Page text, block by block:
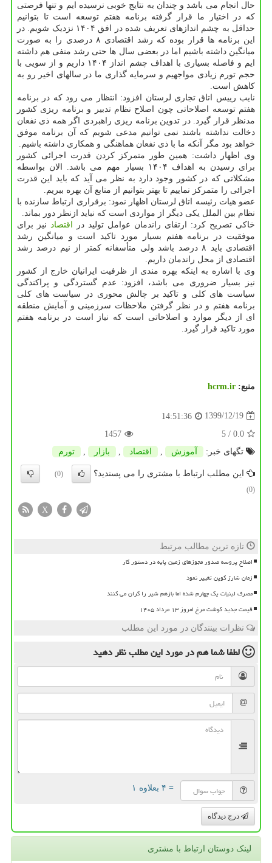
حال انجام می باشد و چندان به نتایج خوبی نرسیده ایم و تنها فرصتی
که در اختیار ما قرار گرفته برنامه هفتم توسعه است تا بتوانیم
حداقل به چشم اندازهای تعریف شده در افق ۱۴۰۴ نزدیک شویم. در
این برنامه ها قرار بوده که رشد اقتصادی ۸ درصدی را به صورت
میانگین داشته باشیم اما در بعضی سال ها حتی رشد منفی هم داشته
ایم و فاصله بسیاری با اهداف چشم انداز ۱۴۰۴ داریم و از سویی با
حجم تورم زیادی مواجهیم و سرمایه گذاری ما در سالهای اخیر رو به
کاهش است.
نایب رییس اتاق تجاری لرستان افزود: انتظار می رود که در برنامه
هفتم توسعه اصلاحاتی چون اصلاح نظام تدبیر و برنامه ریزی کشور
مدنظر قرار گیرد. در تدوین برنامه ریزی راهبردی اگر همه ذی نفعان
دخالت نداشته باشند نمی توانیم مدعی شویم که آن برنامه موفق
خواهد بود مگر آنکه ما با ذی نفعان هماهنگی و همکاری داشته باشیم.
وی اظهار داشت: همین طور متمرکز کردن قدرت اجرائی کشور
برای رسیدن به اهداف ۱۴۰۴ بسیار مهم می باشد. الان بواسطه
مشکلاتی که در کشور وجود دارد به نظر می آید که باید این قدرت
اجرائی را متمرکز نماییم تا بهتر بتوانیم از منابع آن بهره ببریم.
عضو هیات رئیسه اتاق لرستان اظهار نمود: برقراری ارتباط سازنده با
نظام بین الملل یکی دیگر از مواردی است که نباید ازنظر دور بماند.
خاکی تصریح کرد: ارتقای راندمان عوامل تولید در اقتصاد نیز برای
موفقیت در برنامه هفتم بسیار مورد تاکید است و میانگین رشد
اقتصادی باید ۸ درصد باشد ولی متأسفانه کمتر از نیم درصد رشد
اقتصادی از محل راندمان داریم.
وی با اشاره به اینکه بهره مندی از ظرفیت ایرانیان خارج از کشور
نیز بسیار ضروری می باشد، افزود: عدم گستردگی و پراکندگی
سیاست های کلی و تاکید بر چالش محوری در سیاست های کلی
برنامه هفتم و در نظر گرفتن ملاحظات سرزمینی و آمایش منطقه
ای از دیگر موارد و اصلاحاتی است که نیاز است در برنامه هفتم
مورد تاکید قرار گیرد.
منبع: hcrm.ir
1399/12/19
14:51:36
0.0
/ 5
1457
تگهای خبر:
آموزش اقتصاد بازار تورم
این مطلب ارتباط با مشتری را می پسندید؟
(0)
(0)
X
تازه ترین مطالب مرتبط
اصلاح پروسه صدور مجوزهای زمین پایه در دستور کار
زمان شارژ کوپن تغییر نمود
مصرف لبنیات یک چهارم شده اما بازهم شیر را گران می کنند
قیمت جدید گوشت مرغ امروز ۱۳ مرداد ۱۴۰۵
نظرات بینندگان در مورد این مطلب
لطفا شما همدر مورد این مطلبنظر دهید
= ۴ بعلاوه ۱
درج دیدگاه
لینک دوستان ارتباط با مشتری